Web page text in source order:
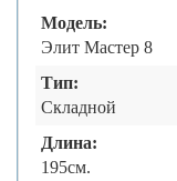
Модель:
Элит Мастер 8
Тип:
Складной
Длина:
195см.